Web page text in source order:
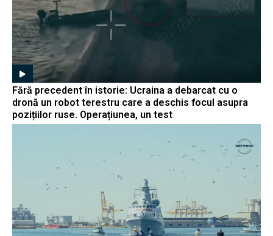
Fără precedent în istorie: Ucraina a debarcat cu o
dronă un robot terestru care a deschis focul asupra
pozițiilor ruse. Operațiunea, un test